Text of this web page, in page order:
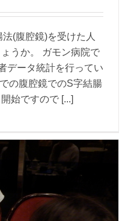
(腹腔鏡)を受けた人
うか。 ガモン病院で
データ統計を行ってい
の腹腔鏡でのS字結腸
始ですので [...]